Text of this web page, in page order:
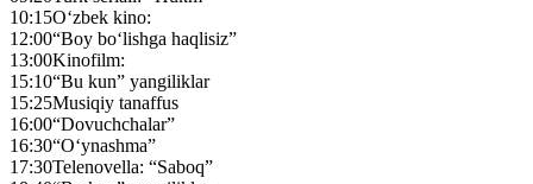
10:15O‘zbek kino:
12:00“Boy bo‘lishga haqlisiz”
13:00Kinofilm:
15:10“Bu kun” yangiliklar
15:25Musiqiy tanaffus
16:00“Dovuchchalar”
16:30“O‘ynashma”
17:30Telenovella: “Saboq”